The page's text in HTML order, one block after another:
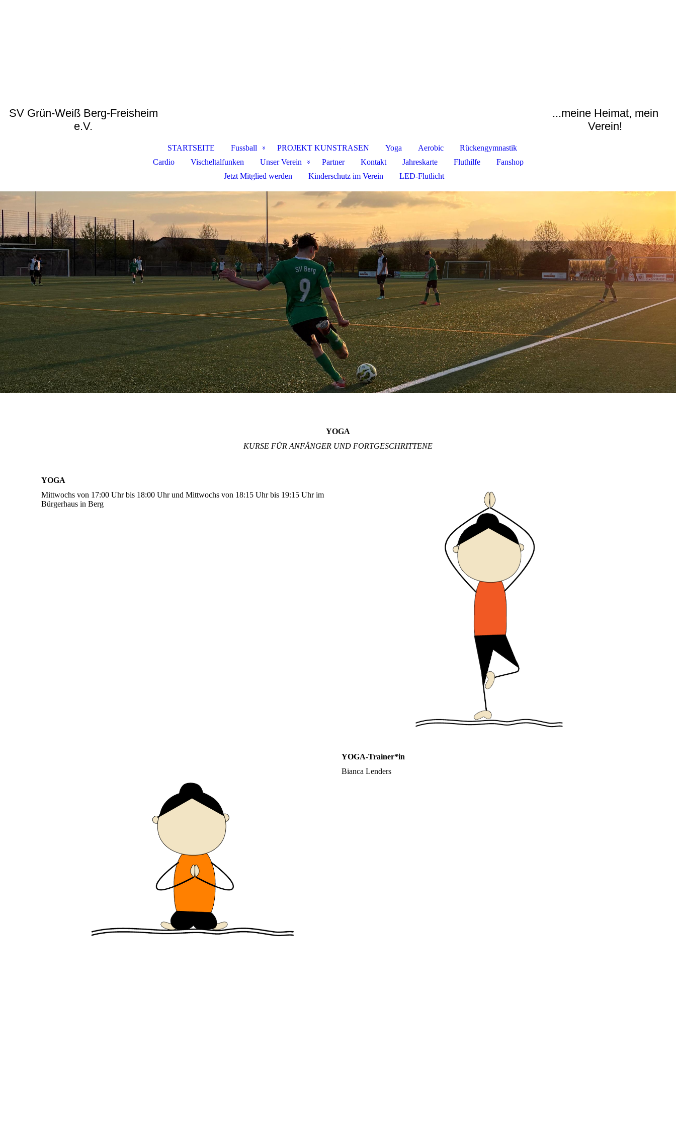
SV Grün-Weiß Berg-Freisheim
e.V.
...meine Heimat, mein
Verein!
STARTSEITE Fussball PROJEKT KUNSTRASEN Yoga Aerobic
Rückengymnastik
Cardio
Vischeltalfunken Unser Verein Partner Kontakt Jahreskarte Fluthilfe
Fanshop
Jetzt Mitglied werden
Kinderschutz im Verein LED-Flutlicht
YOGA
KURSE FÜR ANFÄNGER UND FORTGESCHRITTENE
YOGA
Mittwochs von 17:00 Uhr bis 18:00 Uhr und Mittwochs von 18:15 Uhr bis 19:15 Uhr im
Bürgerhaus in Berg
YOGA-Trainer*in
Bianca Lenders